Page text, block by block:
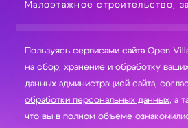
Малоэтажное строительство,
Пользуясь сервисами сайта Open
на сбор, хранение и обработку ваших персональных
данных администрацией сайта,
обработки персональных данных, а
что вы в полном объеме